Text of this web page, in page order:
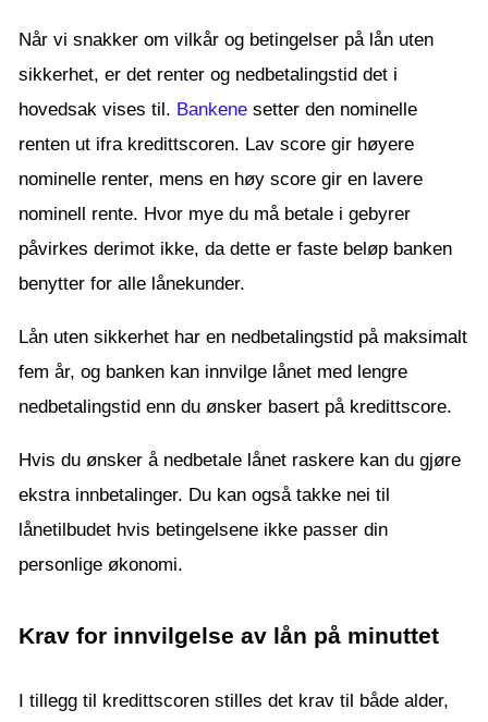
Når vi snakker om vilkår og betingelser på lån uten
sikkerhet, er det renter og nedbetalingstid det i
hovedsak vises til. Bankene setter den nominelle
renten ut ifra kredittscoren. Lav score gir høyere
nominelle renter, mens en høy score gir en lavere
nominell rente. Hvor mye du må betale i gebyrer
påvirkes derimot ikke, da dette er faste beløp banken
benytter for alle lånekunder.
Lån uten sikkerhet har en nedbetalingstid på maksimalt
fem år, og banken kan innvilge lånet med lengre
nedbetalingstid enn du ønsker basert på kredittscore.
Hvis du ønsker å nedbetale lånet raskere kan du gjøre
ekstra innbetalinger. Du kan også takke nei til
lånetilbudet hvis betingelsene ikke passer din
personlige økonomi.
Krav for innvilgelse av lån på minuttet
I tillegg til kredittscoren stilles det krav til både alder,